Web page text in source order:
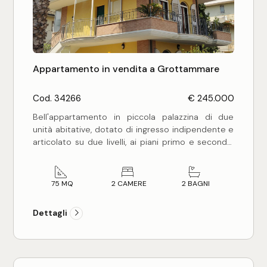
Appartamento in vendita a Grottammare
Cod. 34266 € 245.000
Bell'appartamento in piccola palazzina di due
unità abitative, dotato di ingresso indipendente e
articolato su due livelli, ai piani primo e secondo,
mq 75 circa, oltre i balconi e terrazzi, costituito
ingresso su ampio soggiorno, cucinotto, una
cameretta singola, ampio balcone perimetrale di
superiore; piano secondo ed ultimo di mq 29
75 MQ 2 CAMERE 2 BAGNI
Dettagli
Commerciali
Industriali
Terreni
Prezzo
Totale